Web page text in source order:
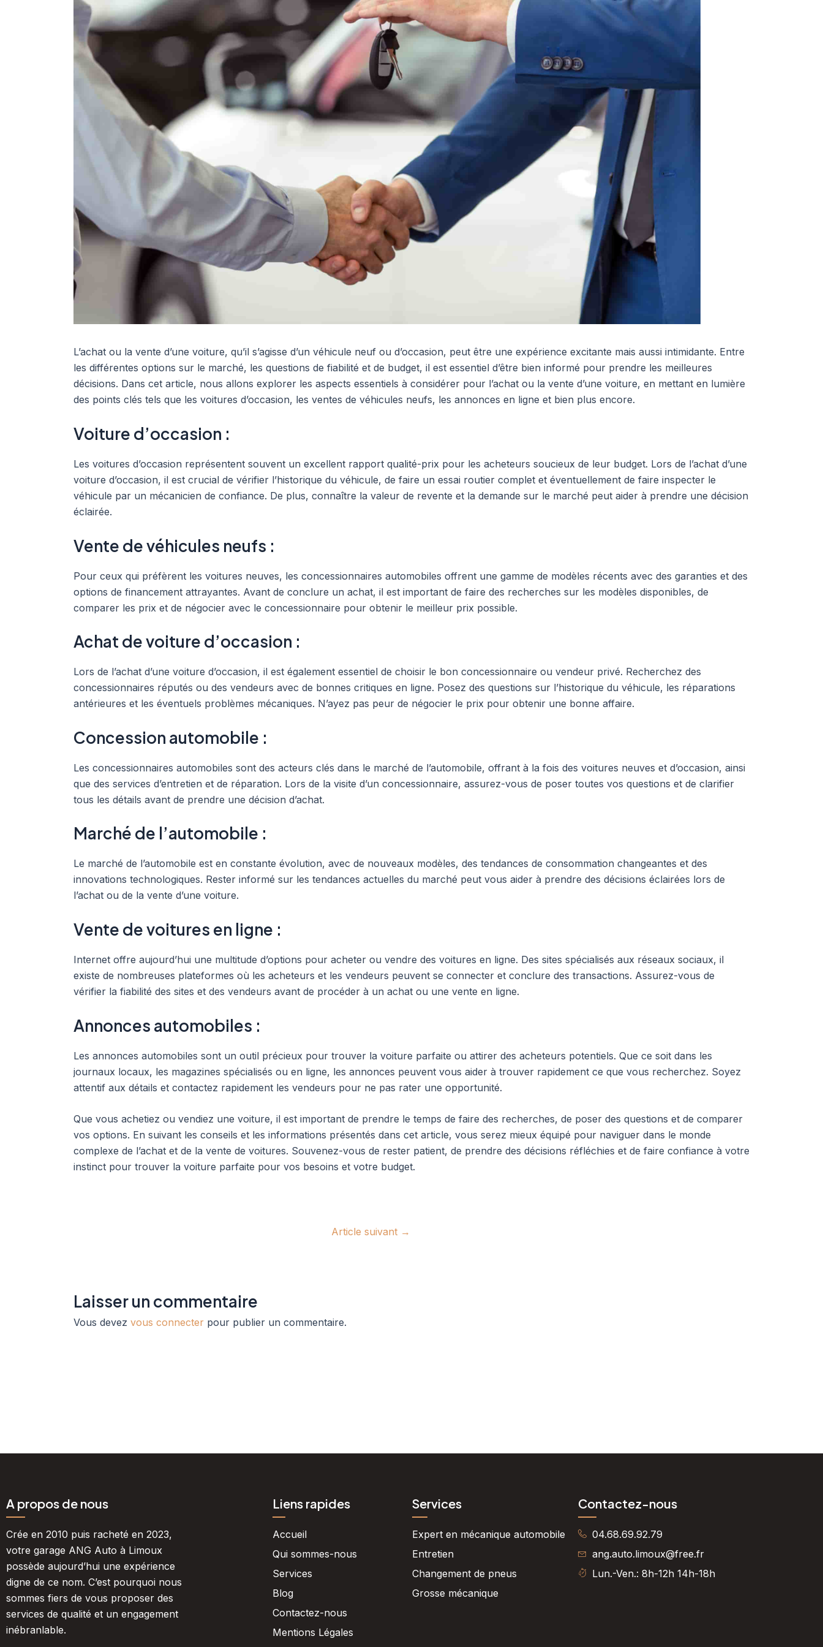
L’achat ou la vente d’une voiture, qu’il s’agisse d’un véhicule neuf ou d’occasion, peut être une expérience excitante mais aussi intimidante. Entre
les différentes options sur le marché, les questions de fiabilité et de budget, il est essentiel d’être bien informé pour prendre les meilleures
décisions. Dans cet article, nous allons explorer les aspects essentiels à considérer pour l’achat ou la vente d’une voiture, en mettant en lumière
des points clés tels que les voitures d’occasion, les ventes de véhicules neufs, les annonces en ligne et bien plus encore.
Voiture d’occasion :
Les voitures d’occasion représentent souvent un excellent rapport qualité-prix pour les acheteurs soucieux de leur budget. Lors de l’achat d’une
voiture d’occasion, il est crucial de vérifier l’historique du véhicule, de faire un essai routier complet et éventuellement de faire inspecter le
véhicule par un mécanicien de confiance. De plus, connaître la valeur de revente et la demande sur le marché peut aider à prendre une décision
éclairée.
Vente de véhicules neufs :
Pour ceux qui préfèrent les voitures neuves, les concessionnaires automobiles offrent une gamme de modèles récents avec des garanties et des
options de financement attrayantes. Avant de conclure un achat, il est important de faire des recherches sur les modèles disponibles, de
comparer les prix et de négocier avec le concessionnaire pour obtenir le meilleur prix possible.
Achat de voiture d’occasion :
Lors de l’achat d’une voiture d’occasion, il est également essentiel de choisir le bon concessionnaire ou vendeur privé. Recherchez des
concessionnaires réputés ou des vendeurs avec de bonnes critiques en ligne. Posez des questions sur l’historique du véhicule, les réparations
antérieures et les éventuels problèmes mécaniques. N’ayez pas peur de négocier le prix pour obtenir une bonne affaire.
Concession automobile :
Les concessionnaires automobiles sont des acteurs clés dans le marché de l’automobile, offrant à la fois des voitures neuves et d’occasion, ainsi
que des services d’entretien et de réparation. Lors de la visite d’un concessionnaire, assurez-vous de poser toutes vos questions et de clarifier
tous les détails avant de prendre une décision d’achat.
Marché de l’automobile :
Le marché de l’automobile est en constante évolution, avec de nouveaux modèles, des tendances de consommation changeantes et des
innovations technologiques. Rester informé sur les tendances actuelles du marché peut vous aider à prendre des décisions éclairées lors de
l’achat ou de la vente d’une voiture.
Vente de voitures en ligne :
Internet offre aujourd’hui une multitude d’options pour acheter ou vendre des voitures en ligne. Des sites spécialisés aux réseaux sociaux, il
existe de nombreuses plateformes où les acheteurs et les vendeurs peuvent se connecter et conclure des transactions. Assurez-vous de
vérifier la fiabilité des sites et des vendeurs avant de procéder à un achat ou une vente en ligne.
Annonces automobiles :
Les annonces automobiles sont un outil précieux pour trouver la voiture parfaite ou attirer des acheteurs potentiels. Que ce soit dans les
journaux locaux, les magazines spécialisés ou en ligne, les annonces peuvent vous aider à trouver rapidement ce que vous recherchez. Soyez
attentif aux détails et contactez rapidement les vendeurs pour ne pas rater une opportunité.
Que vous achetiez ou vendiez une voiture, il est important de prendre le temps de faire des recherches, de poser des questions et de comparer
vos options. En suivant les conseils et les informations présentés dans cet article, vous serez mieux équipé pour naviguer dans le monde
complexe de l’achat et de la vente de voitures. Souvenez-vous de rester patient, de prendre des décisions réfléchies et de faire confiance à votre
instinct pour trouver la voiture parfaite pour vos besoins et votre budget.
Article suivant →
Laisser un commentaire
Vous devez vous connecter pour publier un commentaire.
A propos de nous
Crée en 2010 puis racheté en 2023,
votre garage ANG Auto à Limoux
possède aujourd’hui une expérience
digne de ce nom. C’est pourquoi nous
sommes fiers de vous proposer des
services de qualité et un engagement
inébranlable.
Liens rapides
Accueil
Qui sommes-nous
Services
Blog
Contactez-nous
Mentions Légales
Services
Expert en mécanique automobile
Entretien
Changement de pneus
Grosse mécanique
Contactez-nous
04.68.69.92.79
ang.auto.limoux@free.fr
Lun.-Ven.: 8h-12h 14h-18h